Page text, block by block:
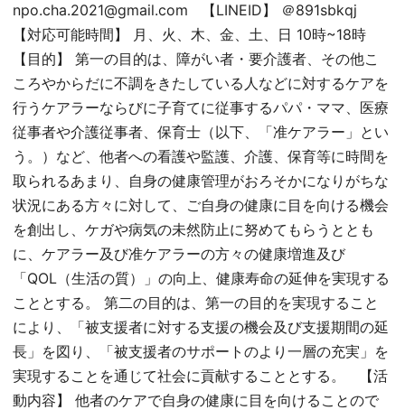
npo.cha.2021@gmail.com 【LINEID】 ＠891sbkqj
【対応可能時間】 月、火、木、金、土、日 10時~18時
【目的】 第一の目的は、障がい者・要介護者、その他こ
ころやからだに不調をきたしている人などに対するケアを
行うケアラーならびに子育てに従事するパパ・ママ、医療
従事者や介護従事者、保育士（以下、「准ケアラー」とい
う。）など、他者への看護や監護、介護、保育等に時間を
取られるあまり、自身の健康管理がおろそかになりがちな
状況にある方々に対して、ご自身の健康に目を向ける機会
を創出し、ケガや病気の未然防止に努めてもらうととも
に、ケアラー及び准ケアラーの方々の健康増進及び
「QOL（生活の質）」の向上、健康寿命の延伸を実現する
こととする。 第二の目的は、第一の目的を実現すること
により、「被支援者に対する支援の機会及び支援期間の延
長」を図り、「被支援者のサポートのより一層の充実」を
実現することを通じて社会に貢献することとする。 【活
動内容】 他者のケアで自身の健康に目を向けることので